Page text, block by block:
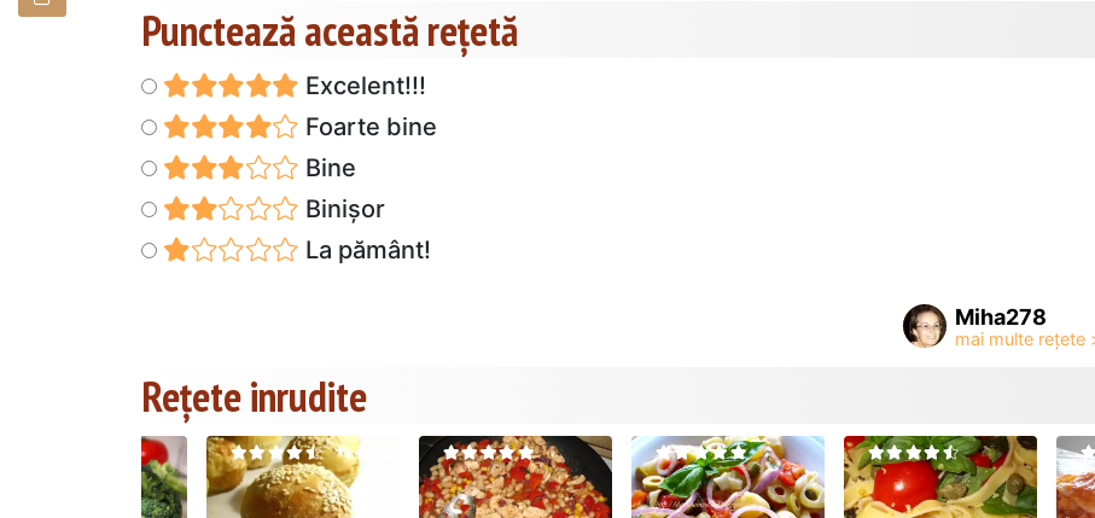
Punctează această reţetă
Excelent!!!
Foarte bine
Bine
Binișor
La pământ!
Miha278
Rețete inrudite